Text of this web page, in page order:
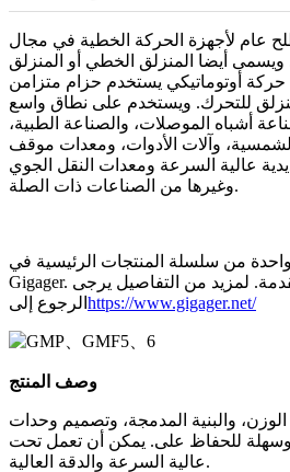
عام لأجهزة الحركة الخطية في مجال
ويسمى أيضا المنزلق الخطي أو المنزلق
حركة أوتوماتيكي يستخدم حزام متزامن
للتحرك. ويستخدم على نطاق واسع
أشباه الموصلات، والصناعة الطبية،
وآلات الأدوات، ومعدات موقف
عالية السرعة ومعدات النقل الجوي
وغيرها من الصناعات ذات الصلة.
من سلسلة المنتجات الرئيسية في
Gigager. الخدمات المخصصة المقدمة. لمزيد من التفاصيل يرجى
الرجوع إلى https://www.gigager.net/
وصف المنتج
والبنية المدمجة، وتصميم وحدات
وسهلة للحفاظ على. يمكن أن تعمل تحت
عالية السرعة والدقة العالية.